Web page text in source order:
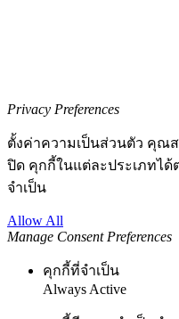
Privacy Preferences
ตั้งค่าความเป็นส่วนตัว คุณ
ปิด คุกกี้ในแต่ละประเภทได้
จำเป็น
Allow All
Manage Consent Preferences
คุกกี้ที่จำเป็น
Always Active